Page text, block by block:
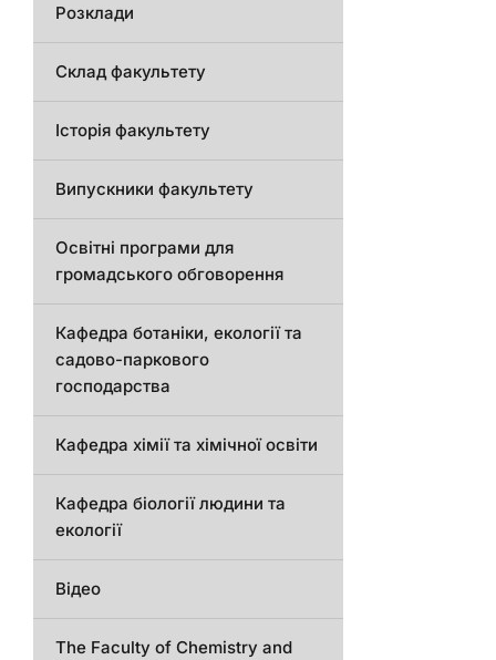
Розклади
Склад факультету
Історія факультету
Випускники факультету
Освітні програми для
громадського обговорення
Кафедра ботаніки, екології та
садово-паркового
господарства
Кафедра хімії та хімічної освіти
Кафедра біології людини та
екології
Відео
The Faculty of Chemistry and